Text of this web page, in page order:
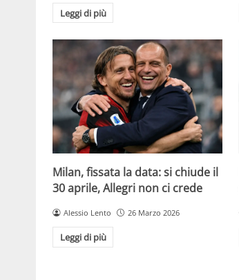
Leggi di più
Milan, fissata la data: si chiude il
30 aprile, Allegri non ci crede
Alessio Lento 26 Marzo 2026
Leggi di più